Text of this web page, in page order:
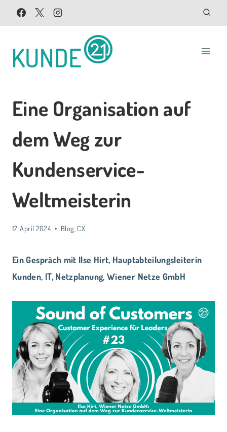
Inhalt
Eine Organisation auf
dem Weg zur
Kundenservice-
Weltmeisterin
17. April 2024 Blog, CX
Ein Gespräch mit Ilse Hirt, Hauptabteilungsleiterin
Kunden, IT, Netzplanung, Wiener Netze GmbH